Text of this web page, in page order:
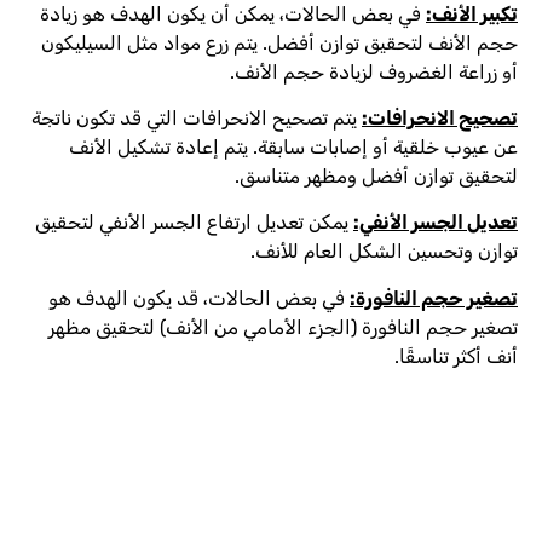
تكبير الأنف: في بعض الحالات، يمكن أن يكون الهدف هو زيادة
حجم الأنف لتحقيق توازن أفضل. يتم زرع مواد مثل السيليكون
أو زراعة الغضروف لزيادة حجم الأنف.
تصحيح الانحرافات: يتم تصحيح الانحرافات التي قد تكون ناتجة
عن عيوب خلقية أو إصابات سابقة. يتم إعادة تشكيل الأنف
لتحقيق توازن أفضل ومظهر متناسق.
تعديل الجسر الأنفي: يمكن تعديل ارتفاع الجسر الأنفي لتحقيق
توازن وتحسين الشكل العام للأنف.
تصغير حجم النافورة: في بعض الحالات، قد يكون الهدف هو
تصغير حجم النافورة (الجزء الأمامي من الأنف) لتحقيق مظهر
أنف أكثر تناسقًا.